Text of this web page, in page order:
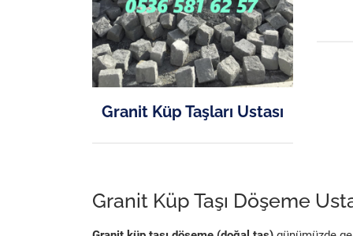
Granit Küp Taşları Ustası
Granit Küp Taşı Döşeme